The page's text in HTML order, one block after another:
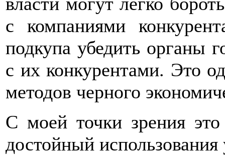
с компаниями
подкупа убедить органы
с их конкурентами. Это
методов черного
С моей точки зрения
достойный